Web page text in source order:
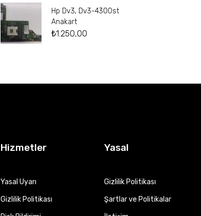
Hp Dv3, Dv3-4300st
Anakart
₺1.250,00
Hizmetler
Yasal Uyarı
Gizlilik Politikası
Yasal
Gizlilik Politikası
Şartlar ve Politikalar